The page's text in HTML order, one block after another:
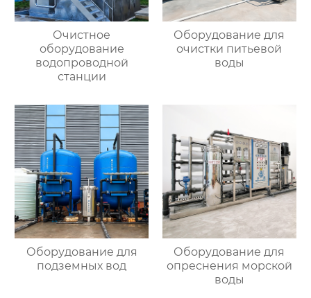
Очистное
оборудование
водопроводной
станции
Оборудование для
очистки питьевой
воды
Оборудование для
подземных вод
Оборудование для
опреснения морской
воды